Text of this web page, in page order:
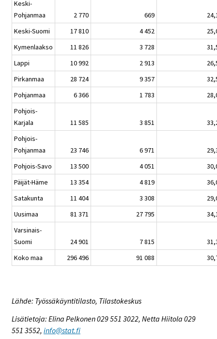
Keski-
Pohjanmaa
2 770 669
Keski-Suomi
17 810 4 452
Kymenlaakso
11 826 3 728
Lappi
10 992 2 913
Pirkanmaa
28 724 9 357
Pohjanmaa
6 366 1 783
Pohjois-
Karjala
11 585 3 851
Pohjois-
Pohjanmaa
23 746 6 971
Pohjois-Savo
13 500 4 051
Päijät-Häme
13 354 4 819
Satakunta
11 404 3 308
Uusimaa
81 371 27 795
Varsinais-
Suomi
24 901 7 815
Koko maa
296 496 91 088
Lähde: Työssäkäyntitilasto, Tilastokeskus
Lisätietoja: Elina Pelkonen 029 551 3022, Netta Hiitola 029
551 3552, info@stat.fi